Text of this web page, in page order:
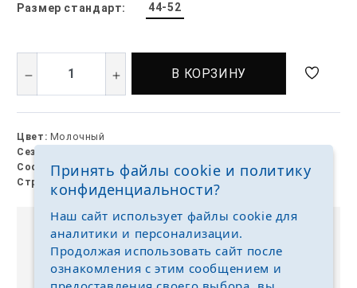
Размер стандарт: 44-52
В КОРЗИНУ
Цвет: Молочный
Сезон:
Состав: шерсть, акрил
Страна:
Кыргызстан
Выкуп без размерных рядов
Отгружаем любые размеры одежды и обуви на
ваш выбор
Принять файлы cookie и политику
конфиденциальности?
Наш сайт использует файлы cookie для
аналитики и персонализации.
Продолжая использовать сайт после
ознакомления с этим сообщением и